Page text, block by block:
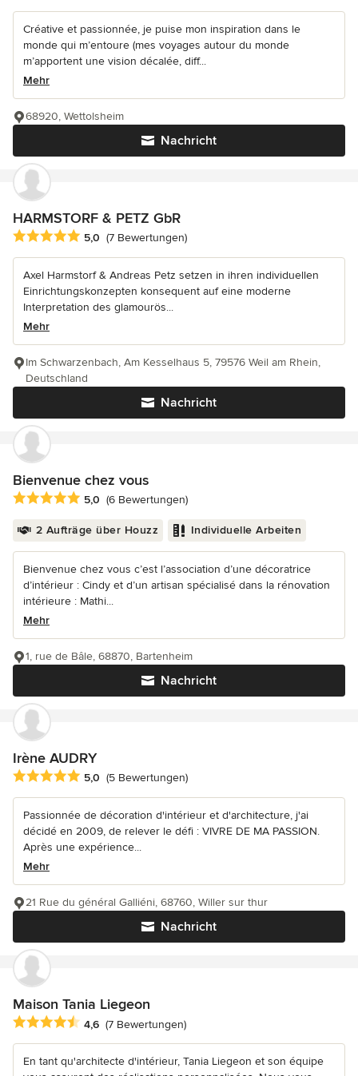
Créative et passionnée, je puise mon inspiration dans le
monde qui m’entoure (mes voyages autour du monde
m’apportent une vision décalée, diff...
Mehr
Nachricht
68920, Wettolsheim
HARMSTORF & PETZ GbR
Durchschnittliche Bewertung: 5 von 5 Sternen
5,0 (7 Bewertungen)
Axel Harmstorf & Andreas Petz setzen in ihren individuellen
Einrichtungskonzepten konsequent auf eine moderne
Interpretation des glamourös...
Mehr
Nachricht
Im Schwarzenbach, Am Kesselhaus 5, 79576 Weil am Rhein,
Deutschland
Bienvenue chez vous
Durchschnittliche Bewertung: 5 von 5 Sternen
5,0 (6 Bewertungen)
2 Aufträge über Houzz Individuelle Arbeiten
Bienvenue chez vous c’est l’association d’une décoratrice
d’intérieur : Cindy et d’un artisan spécialisé dans la rénovation
intérieure : Mathi...
Mehr
Nachricht
1, rue de Bâle, 68870, Bartenheim
Irène AUDRY
Durchschnittliche Bewertung: 5 von 5 Sternen
5,0 (5 Bewertungen)
Passionnée de décoration d'intérieur et d'architecture, j'ai
décidé en 2009, de relever le défi : VIVRE DE MA PASSION.
Après une expérience...
Mehr
Nachricht
21 Rue du général Galliéni, 68760, Willer sur thur
Maison Tania Liegeon
Durchschnittliche Bewertung: 4.6 von 5 Sternen
4,6 (7 Bewertungen)
En tant qu'architecte d'intérieur, Tania Liegeon et son équipe